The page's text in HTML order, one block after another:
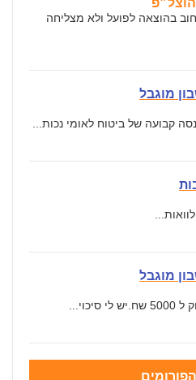
בהוצאה לפועל ולא מצליחה
מוגבל
קבועה של ביטוח לאומי נכות...
מוגבל